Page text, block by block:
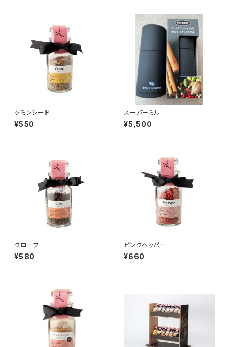
クミンシード
¥550
スーパーミル
¥5,500
クローブ
¥580
ピンクペッパー
¥660